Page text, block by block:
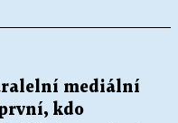
mediální
kdo